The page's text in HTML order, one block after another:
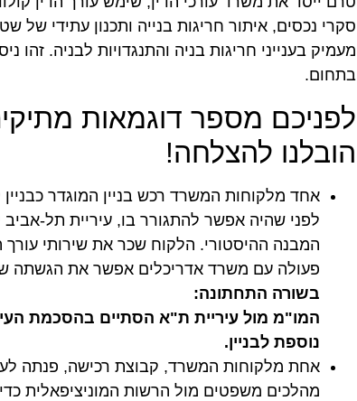
סקרי נכסים, איתור חריגות בנייה ותכנון עתידי של
מעמיק בענייני חריגות בניה והתנגדויות לבניה. זהו
בתחום.
לפניכם מספר דוגמאות
הובלנו להצלחה!
אחד מלקוחות המשרד רכש בניין המוגדר
לפני שהיה אפשר להתגורר בו, עיריית תל-
המבנה ההיסטורי. הלקוח שכר את שירותי עורך
פעולה עם משרד אדריכלים אפשר את הגשתה
בשורה התחתונה:
המו"מ מול עיריית ת"א הסתיים בהסכמת
נוספת לבניין.
אחת מלקוחות המשרד, קבוצת רכישה, פנתה
מהלכים משפטים מול הרשות המוניציפאלית